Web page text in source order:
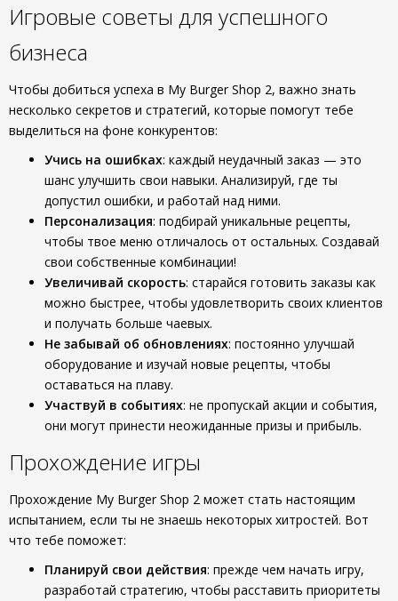
Игровые советы для успешного
бизнеса
Чтобы добиться успеха в My Burger Shop 2, важно знать
несколько секретов и стратегий, которые помогут тебе
выделиться на фоне конкурентов:
Учись на ошибках: каждый неудачный заказ — это
шанс улучшить свои навыки. Анализируй, где ты
допустил ошибки, и работай над ними.
Персонализация: подбирай уникальные рецепты,
чтобы твое меню отличалось от остальных. Создавай
свои собственные комбинации!
Увеличивай скорость: старайся готовить заказы как
можно быстрее, чтобы удовлетворить своих клиентов
и получать больше чаевых.
Не забывай об обновлениях: постоянно улучшай
оборудование и изучай новые рецепты, чтобы
оставаться на плаву.
Участвуй в событиях: не пропускай акции и события,
они могут принести неожиданные призы и прибыль.
Прохождение игры
Прохождение My Burger Shop 2 может стать настоящим
испытанием, если ты не знаешь некоторых хитростей. Вот
что тебе поможет:
Планируй свои действия: прежде чем начать игру,
разработай стратегию, чтобы расставить приоритеты